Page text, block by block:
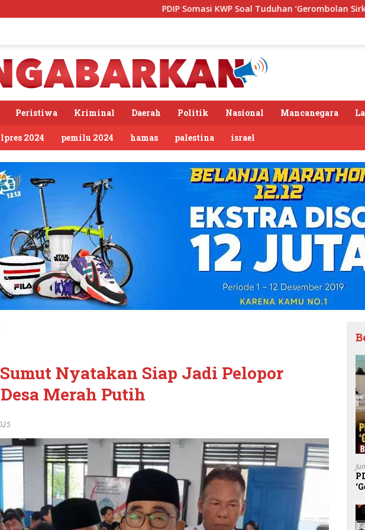
PDIP Somasi KWP Soal Tuduhan ‘Gerombolan Sirkus’, Buntut Rapat
Peristiwa Kriminal Daerah Politik Nasional Mancanegara
2024 pemilu 2024 hamas palestina israel
Sumut Nyatakan Siap Jadi Pelopor
Merah Putih